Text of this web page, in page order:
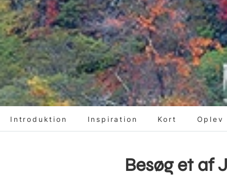
Introduktion Inspiration Kort Oplev
Besøg et af